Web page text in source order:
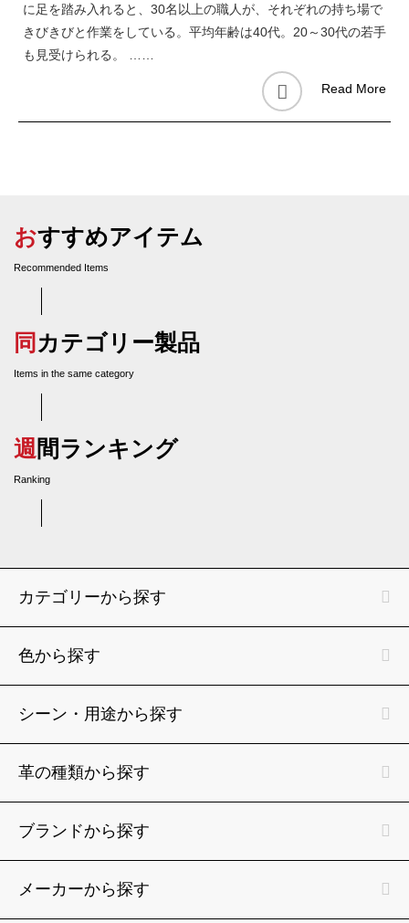
に足を踏み入れると、30名以上の職人が、それぞれの持ち場で
きびきびと作業をしている。平均年齢は40代。20～30代の若手
も見受けられる。 ……
Read More
おすすめアイテム
Recommended Items
同カテゴリー製品
Items in the same category
週間ランキング
Ranking
カテゴリーから探す
色から探す
シーン・用途から探す
革の種類から探す
ブランドから探す
メーカーから探す